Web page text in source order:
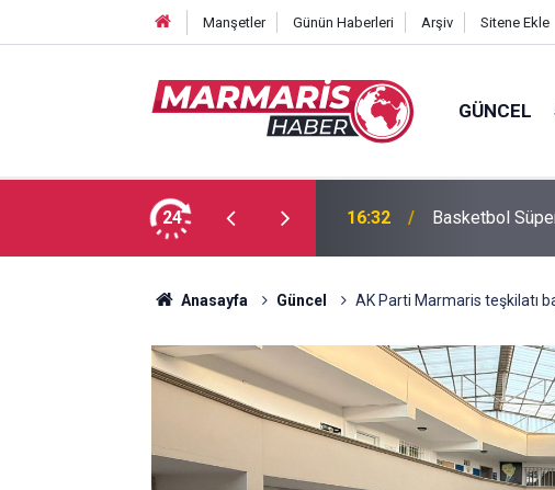
Manşetler Günün Haberleri Arşiv Sitene Ekle
GÜNCEL
24
savaş dikkatimizi Filistin meselesinden
16:32 Basketbol
Anasayfa Güncel AK Parti Marmaris teşkilatı